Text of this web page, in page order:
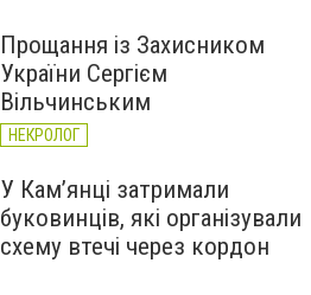
Прощання із Захисником
України Сергієм
Вільчинським
НЕКРОЛОГ
У Кам’янці затримали
буковинців, які організували
схему втечі через кордон